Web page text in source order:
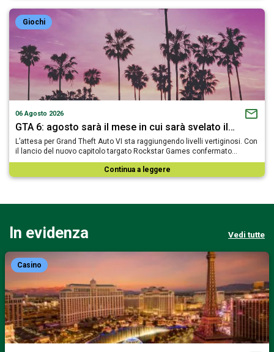
Giochi
06 Agosto 2026
GTA 6: agosto sarà il mese in cui sarà svelato il…
L’attesa per Grand Theft Auto VI sta raggiungendo livelli vertiginosi. Con
il lancio del nuovo capitolo targato Rockstar Games confermato…
Continua a leggere
In evidenza Vedi tutte
Casino